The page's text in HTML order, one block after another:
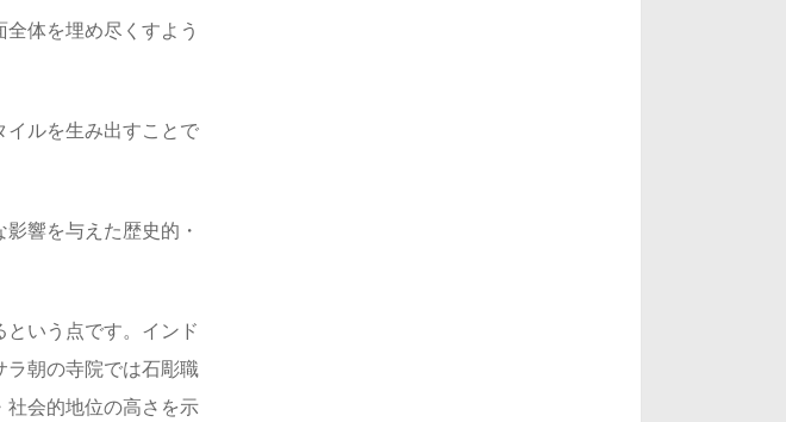
体を埋め尽くすよう
イルを生み出すことで
響を与えた歴史的・
という点です。インド
ラ朝の寺院では石彫職
社会的地位の高さを示